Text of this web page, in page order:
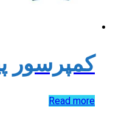
کمپرسور
Read more